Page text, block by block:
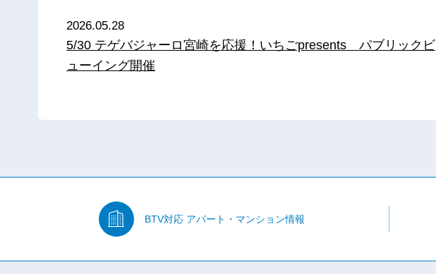
2026.05.28
5/30 テゲバジャーロ宮崎を応援！いちごpresents パブリックビ
ューイング開催
BTV対応 アパート・マンション情報